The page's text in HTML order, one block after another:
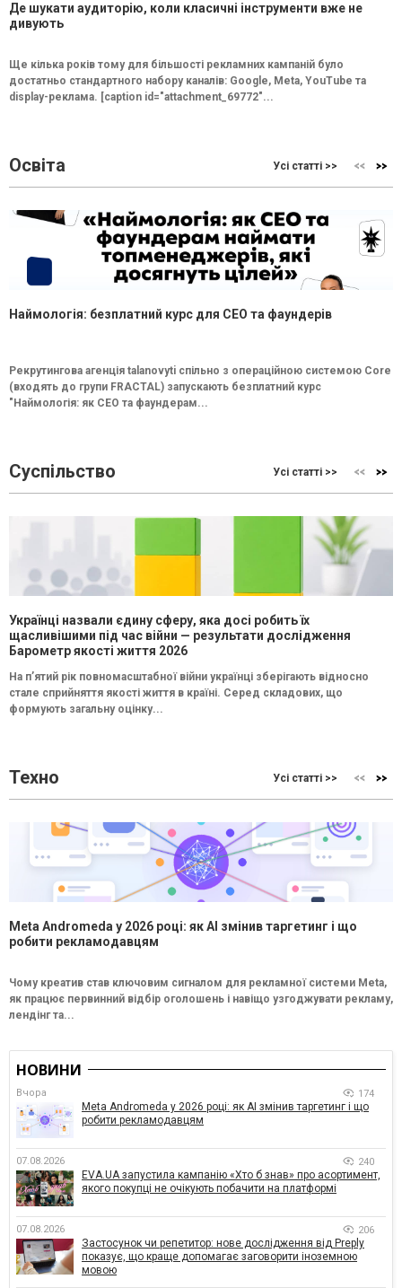
Де шукати аудиторію, коли класичні інструменти вже не
дивують
Ще кілька років тому для більшості рекламних кампаній було
достатньо стандартного набору каналів: Google, Meta, YouTube та
display-реклама. [caption id="attachment_69772"...
Освіта Усі статті >>
Наймологія: безплатний курс для CEO та фаундерів
Рекрутингова агенція talanovyti спільно з операційною системою Core
(входять до групи FRACTAL) запускають безплатний курс
"Наймологія: як СEO та фаундерам...
Суспільство Усі статті >>
Українці назвали єдину сферу, яка досі робить їх
щасливішими під час війни — результати дослідження
Барометр якості життя 2026
На п’ятий рік повномасштабної війни українці зберігають відносно
стале сприйняття якості життя в країні. Серед складових, що
формують загальну оцінку...
Техно Усі статті >>
Meta Andromeda у 2026 році: як AI змінив таргетинг і що
робити рекламодавцям
Чому креатив став ключовим сигналом для рекламної системи Meta,
як працює первинний відбір оголошень і навіщо узгоджувати рекламу,
лендінг та...
НОВИНИ
Вчора 174
Meta Andromeda у 2026 році: як AI змінив таргетинг і що
робити рекламодавцям
07.08.2026 240
EVA.UA запустила кампанію «Хто б знав» про асортимент,
якого покупці не очікують побачити на платформі
07.08.2026 206
Застосунок чи репетитор: нове дослідження від Preply
показує, що краще допомагає заговорити іноземною
мовою